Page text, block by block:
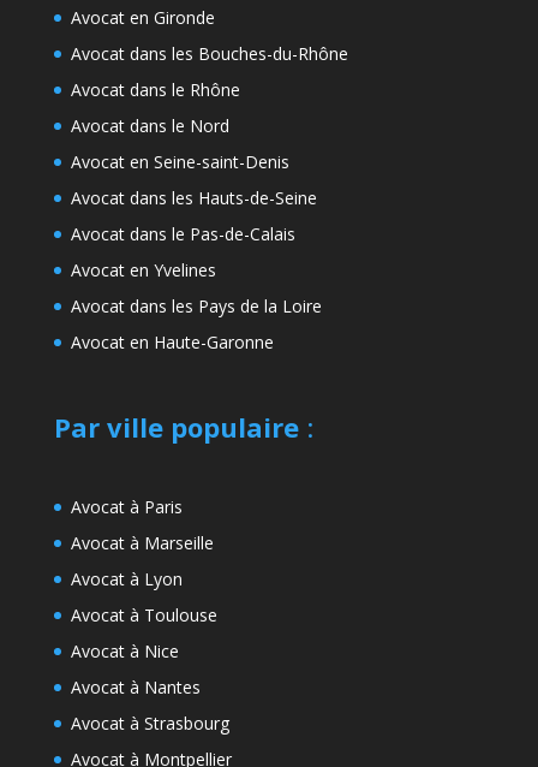
Avocat en Gironde
Avocat dans les Bouches-du-Rhône
Avocat dans le Rhône
Avocat dans le Nord
Avocat en Seine-saint-Denis
Avocat dans les Hauts-de-Seine
Avocat dans le Pas-de-Calais
Avocat en Yvelines
Avocat dans les Pays de la Loire
Avocat en Haute-Garonne
Par ville populaire:
Avocat à Paris
Avocat à Marseille
Avocat à Lyon
Avocat à Toulouse
Avocat à Nice
Avocat à Nantes
Avocat à Strasbourg
Avocat à Montpellier